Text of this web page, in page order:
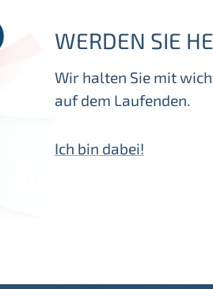
WERDEN SIE
Wir halten Sie mit
auf dem Laufenden.
Ich bin dabei!